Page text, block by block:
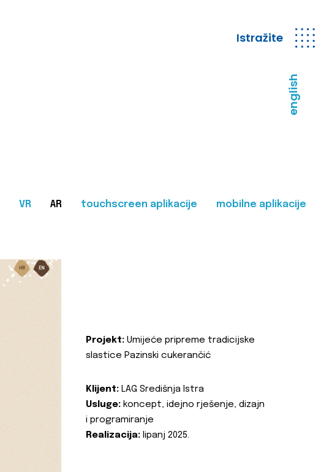
Istražite
english
VR AR touchscreen aplikacije mobilne aplikacije
Projekt: Umijeće pripreme tradicijske
slastice Pazinski cukerančić
Klijent: LAG Središnja Istra
Usluge: koncept, idejno rješenje, dizajn
i programiranje
Realizacija: lipanj 2025.